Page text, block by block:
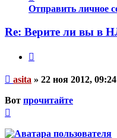
информация
пользователя
Отправить личное
Re: Верите ли вы в
Непрочитанное
asita » 22 ноя 2012, 09:24
Вот прочитайте
началу